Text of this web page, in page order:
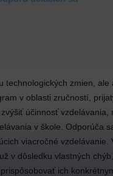
zmien,
v oblasti zručností,
účinnosť
v škole. Odporúča
viacročné vzdelávanie.
v dôsledku vlastných
ich